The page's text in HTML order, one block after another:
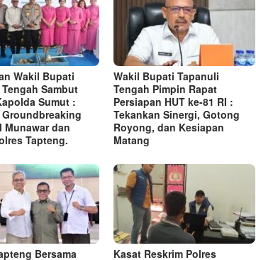
Wakil Bupati
Sambut
Sumut :
Munawar dan
Tapteng.
Wakil Bupati Tapanuli
Tengah Pimpin Rapat
Persiapan HUT ke-81 RI :
Tekankan Sinergi, Gotong
Royong, dan Kesiapan
Matang
Bersama
Kasat Reskrim Polres